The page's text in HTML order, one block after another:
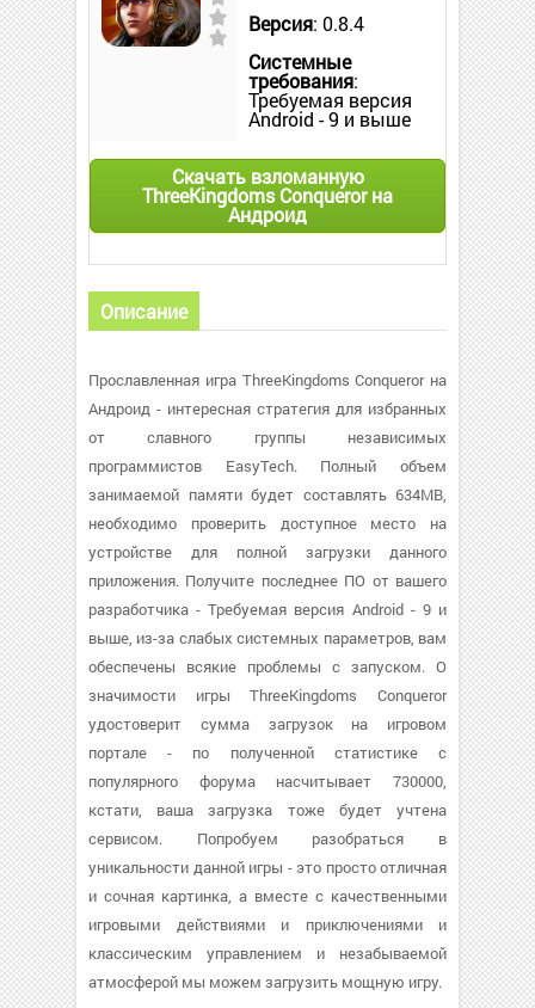
Версия: 0.8.4
Системные
требования:
Требуемая версия
Android - 9 и выше
Скачать взломанную
ThreeKingdoms Conqueror на
Андроид
Описание
Прославленная игра ThreeKingdoms Conqueror на
Андроид - интересная стратегия для избранных
от славного группы независимых
программистов EasyTech. Полный объем
занимаемой памяти будет составлять 634MB,
необходимо проверить доступное место на
устройстве для полной загрузки данного
приложения. Получите последнее ПО от вашего
разработчика - Требуемая версия Android - 9 и
выше, из-за слабых системных параметров, вам
обеспечены всякие проблемы с запуском. О
значимости игры ThreeKingdoms Conqueror
удостоверит сумма загрузок на игровом
портале - по полученной статистике с
популярного форума насчитывает 730000,
кстати, ваша загрузка тоже будет учтена
сервисом. Попробуем разобраться в
уникальности данной игры - это просто отличная
и сочная картинка, а вместе с качественными
игровыми действиями и приключениями и
классическим управлением и незабываемой
атмосферой мы можем загрузить мощную игру.